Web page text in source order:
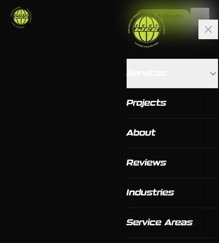
Get a Quote
Projects
About
Reviews
Industries
Service Areas